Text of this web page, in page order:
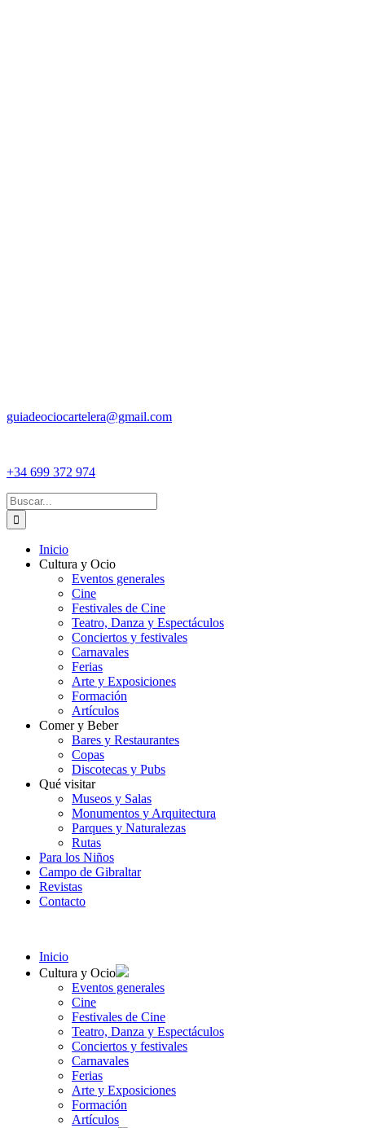
guiadeociocartelera@gmail.com
+34 699 372 974
Buscar:
Inicio
Cultura y Ocio
Eventos generales
Cine
Festivales de Cine
Teatro, Danza y Espectáculos
Conciertos y festivales
Carnavales
Ferias
Arte y Exposiciones
Formación
Artículos
Comer y Beber
Bares y Restaurantes
Copas
Discotecas y Pubs
Qué visitar
Museos y Salas
Monumentos y Arquitectura
Parques y Naturalezas
Rutas
Para los Niños
Campo de Gibraltar
Revistas
Contacto
Inicio
Cultura y Ocio
Eventos generales
Cine
Festivales de Cine
Teatro, Danza y Espectáculos
Conciertos y festivales
Carnavales
Ferias
Arte y Exposiciones
Formación
Artículos